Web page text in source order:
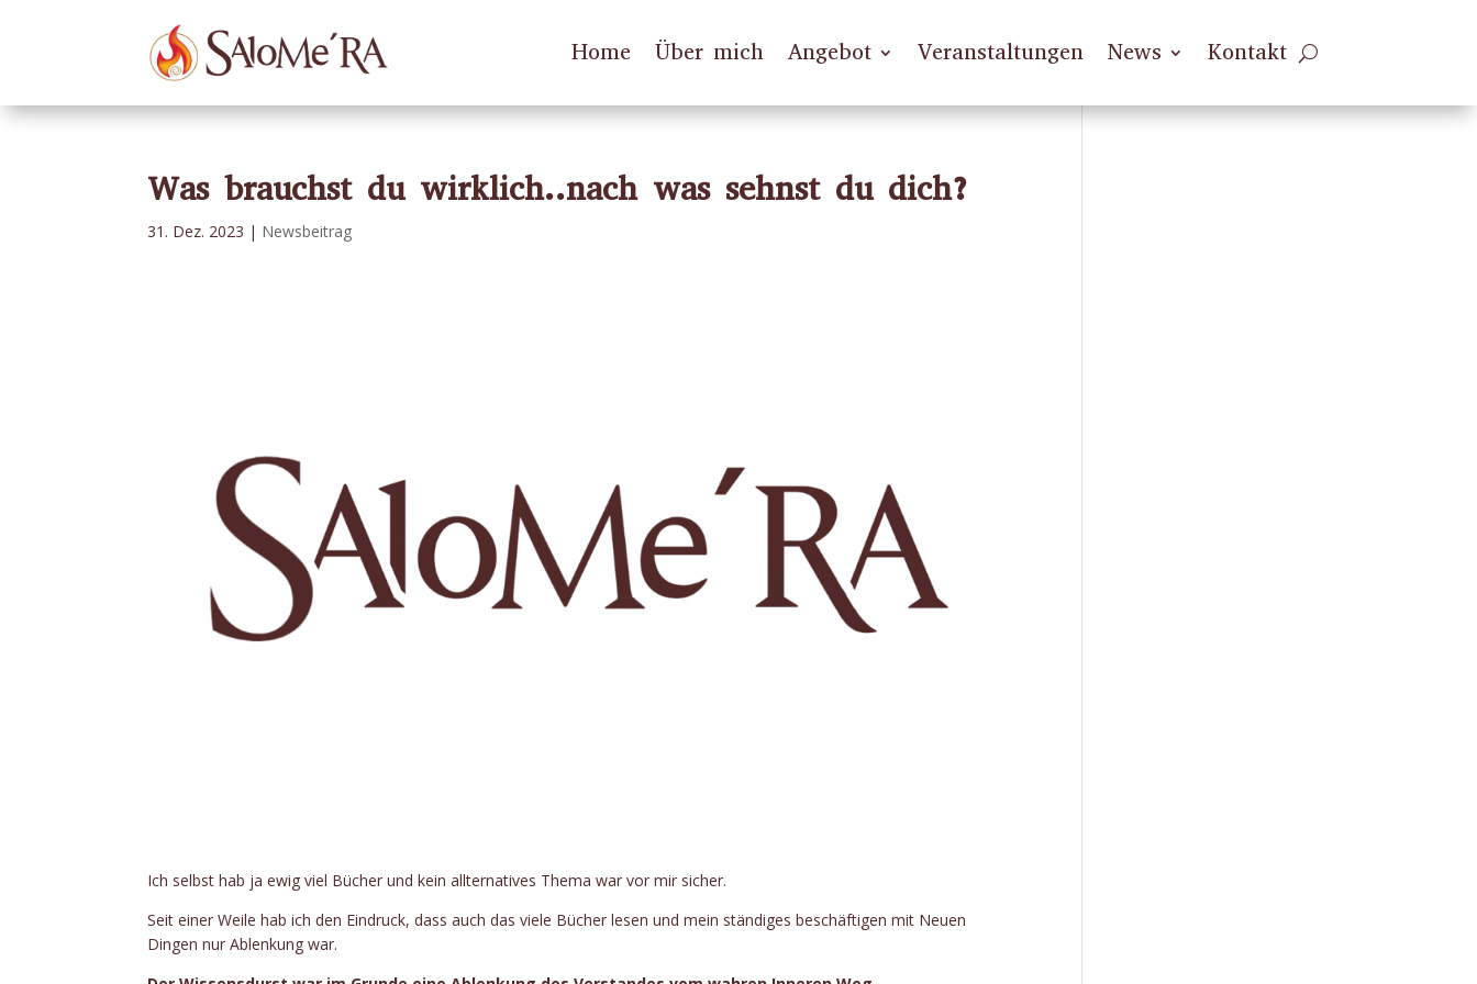
Home Über mich Angebot Veranstaltungen News Kontakt
Was brauchst du wirklich..nach was sehnst du dich?
31. Dez. 2023 | Newsbeitrag
Ich selbst hab ja ewig viel Bücher und kein allternatives Thema war vor mir sicher.
Seit einer Weile hab ich den Eindruck, dass auch das viele Bücher lesen und mein ständiges beschäftigen mit Neuen
Dingen nur Ablenkung war.